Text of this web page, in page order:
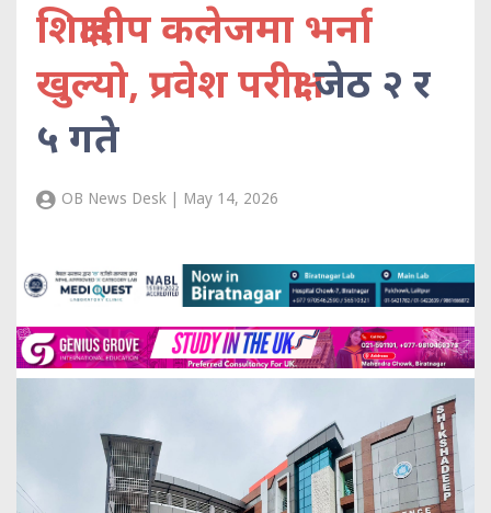
शिक्षादीप कलेजमा भर्ना
खुल्यो, प्रवेश परीक्षाजेठ २ र
५ गते
OB News Desk | May 14, 2026